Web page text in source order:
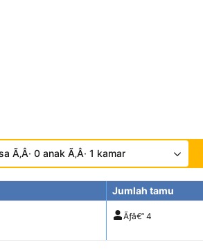
Ã‚Â· 0 anak Ã‚Â· 1 kamar
Jumlah tamu
Ãƒâ€” 4